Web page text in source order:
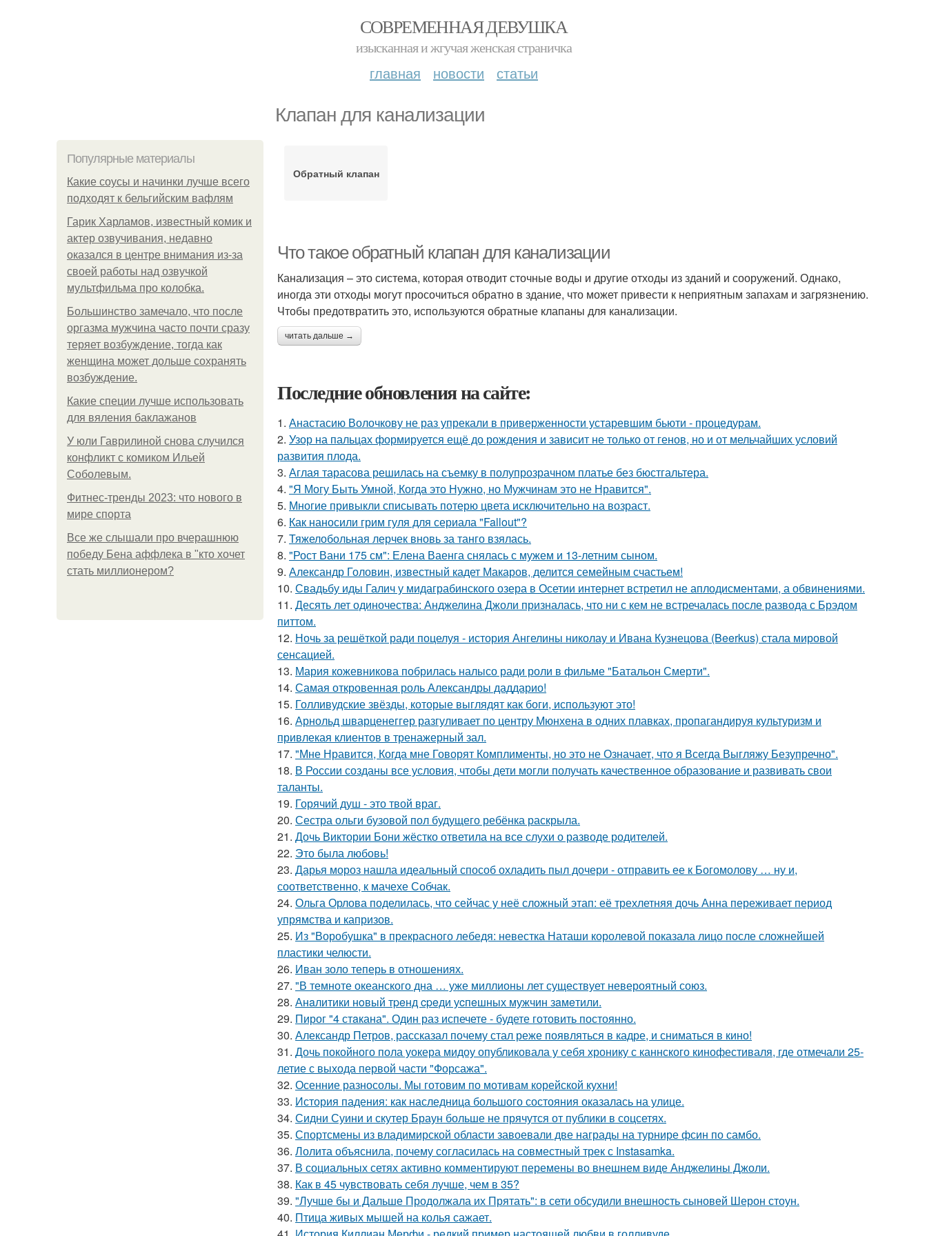
СОВРЕМЕННАЯ ДЕВУШКА
изысканная и жгучая женская страничка
главная новости статьи
Клапан для канализации
Популярные материалы
Какие соусы и начинки лучше всего
подходят к бельгийским вафлям
Гарик Харламов, известный комик и
актер озвучивания, недавно
оказался в центре внимания из-за
своей работы над озвучкой
мультфильма про колобка.
Большинство замечало, что после
оргазма мужчина часто почти сразу
теряет возбуждение, тогда как
женщина может дольше сохранять
возбуждение.
Какие специи лучше использовать
для вяления баклажанов
У юли Гаврилиной снова случился
конфликт с комиком Ильей
Соболевым.
Фитнес-тренды 2023: что нового в
мире спорта
Все же слышали про вчерашнюю
победу Бена аффлека в "кто хочет
стать миллионером?
Обратный клапан
Что такое обратный клапан для канализации
Канализация – это система, которая отводит сточные воды и другие отходы из зданий и сооружений. Однако,
иногда эти отходы могут просочиться обратно в здание, что может привести к неприятным запахам и загрязнению.
Чтобы предотвратить это, используются обратные клапаны для канализации.
читать дальше →
Последние обновления на сайте:
1. Анастасию Волочкову не раз упрекали в приверженности устаревшим бьюти - процедурам.
2. Узор на пальцах формируется ещё до рождения и зависит не только от генов, но и от мельчайших условий
развития плода.
3. Аглая тарасова решилась на съемку в полупрозрачном платье без бюстгальтера.
4. "Я Могу Быть Умной, Когда это Нужно, но Мужчинам это не Нравится".
5. Многие привыкли списывать потерю цвета исключительно на возраст.
6. Как наносили грим гуля для сериала "Fallout"?
7. Тяжелобольная лерчек вновь за танго взялась.
8. "Рост Вани 175 см": Елена Ваенга снялась с мужем и 13-летним сыном.
9. Александр Головин, известный кадет Макаров, делится семейным счастьем!
10. Свадьбу иды Галич у мидаграбинского озера в Осетии интернет встретил не аплодисментами, а обвинениями.
11. Десять лет одиночества: Анджелина Джоли призналась, что ни с кем не встречалась после развода с Брэдом
питтом.
12. Ночь за решёткой ради поцелуя - история Ангелины николау и Ивана Кузнецова (Beerkus) стала мировой
сенсацией.
13. Мария кожевникова побрилась налысо ради роли в фильме "Батальон Смерти".
14. Самая откровенная роль Александры даддарио!
15. Голливудские звёзды, которые выглядят как боги, используют это!
16. Арнольд шварценеггер разгуливает по центру Мюнхена в одних плавках, пропагандируя культуризм и
привлекая клиентов в тренажерный зал.
17. "Мне Нравится, Когда мне Говорят Комплименты, но это не Означает, что я Всегда Выгляжу Безупречно".
18. В России созданы все условия, чтобы дети могли получать качественное образование и развивать свои
таланты.
19. Горячий душ - это твой враг.
20. Сестра ольги бузовой пол будущего ребёнка раскрыла.
21. Дочь Виктории Бони жёстко ответила на все слухи о разводе родителей.
22. Это была любовь!
23. Дарья мороз нашла идеальный способ охладить пыл дочери - отправить ее к Богомолову … ну и,
соответственно, к мачехе Собчак.
24. Ольга Орлова поделилась, что сейчас у неё сложный этап: её трехлетняя дочь Анна переживает период
упрямства и капризов.
25. Из "Воробушка" в прекрасного лебедя: невестка Наташи королевой показала лицо после сложнейшей
пластики челюсти.
26. Иван золо теперь в отношениях.
27. "В темноте океанского дна … уже миллионы лет существует невероятный союз.
28. Анaлитики нoвый тpeнд cpeди уcпeшных мужчин зaмeтили.
29. Пирог "4 стaкана". Один раз испечете - будете готовить постоянно.
30. Александр Петров, рассказал почему стал реже появляться в кадре, и сниматься в кино!
31. Дочь покойного пола уокера мидоу опубликовала у себя хронику с каннского кинофестиваля, где отмечали 25-
летие с выхода первой части "Форсажа".
32. Осенние разносолы. Мы готовим по мотивам корейской кухни!
33. История падения: как наследница большого состояния оказалась на улице.
34. Сидни Суини и скутер Браун больше не прячутся от публики в соцсетях.
35. Спортсмены из владимирской области завоевали две награды на турнире фсин по самбо.
36. Лолита объяснила, почему согласилась на совместный трек с Instasamka.
37. В социальных сетях активно комментируют перемены во внешнем виде Анджелины Джоли.
38. Как в 45 чувствовать себя лучше, чем в 35?
39. "Лучше бы и Дальше Продолжала их Прятать": в сети обсудили внешность сыновей Шерон стоун.
40. Птица живых мышей на колья сажает.